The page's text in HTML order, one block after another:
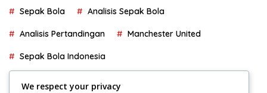
Sepak Bola Analisis Sepak Bola
Analisis Pertandingan Manchester United
Sepak Bola Indonesia
We respect your privacy